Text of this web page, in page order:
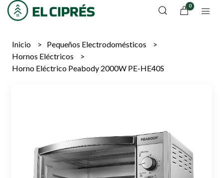
0
Inicio
Pequeños Electrodomésticos
Hornos Eléctricos
Horno Eléctrico Peabody 2000W PE-HE40S